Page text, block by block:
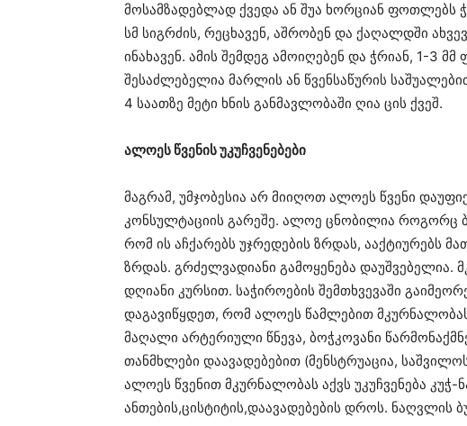
მოსამზადებლად ქვედა ან შუა ხორციან ფოთლებს
სმ სიგრძის, რეცხავენ, აშრობენ და ქაღალდში
ინახავენ. ამის შემდეგ ამოიღებენ და ჭრიან, 1-3
შესაძლებელია მარლის ან წვენსაწურის
4 საათზე მეტი ხნის განმავლობაში ღია ცის ქვეშ.
ალოეს წვენის უკუჩვენებები
მაგრამ, უმჯობესია არ მიიღოთ ალოეს წვენი
კონსულტაციის გარეშე. ალოე ცნობილია როგორც
რომ ის აჩქარებს უჯრედების ზრდას, ააქტიურებს
ზრდას. გრძელვადიანი გამოყენება
დღიანი კურსით. საჭიროების შემთხვევაში
დაგავიწყდეთ, რომ ალოეს წამლებით მკურნალობას
მაღალი არტერიული წნევა, ბოჭკოვანი
თანმხლები დაავადებებით (მენსტრუაცია,
ალოეს წვენით მკურნალობას აქვს უკუჩვენება კუჭ-
ანთების,ცისტიტის,დაავადებების დროს. ნაღვლის